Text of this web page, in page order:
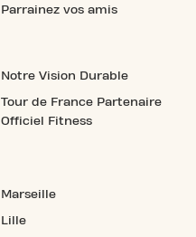
Parrainez vos amis
Notre Vision Durable
Tour de France Partenaire
Officiel Fitness
Marseille
Lille